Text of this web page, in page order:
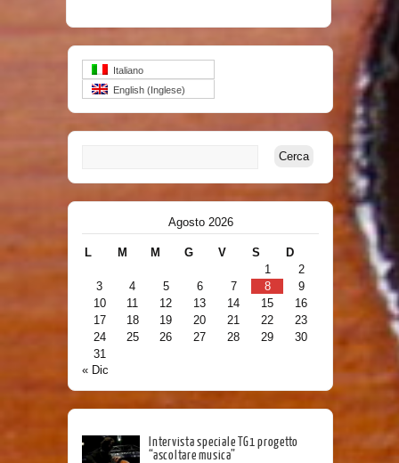
Italiano
English (Inglese)
Agosto 2026
L M M G V S
D
1
2
3
4 5 6 7 8
9
10
11 12 13 14 15
16
17
18 19 20 21 22
23
24
25 26 27 28 29
30
31
« Dic
Intervista speciale TG1 progetto
“ascoltare musica”